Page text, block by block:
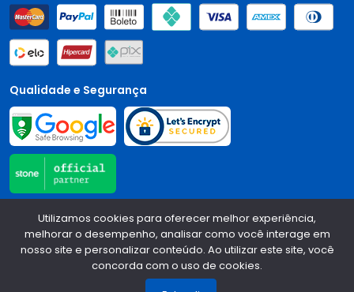
Qualidade e Segurança
Central Auto Peças - CNPJ: 90.196.999/0001-89
Todos os
direitos reservados.2026
Desenvolvido Por:
Utilizamos cookies para oferecer melhor experiência,
melhorar o desempenho, analisar como você interage em
nosso site e personalizar conteúdo. Ao utilizar este site, você
concorda com o uso de cookies.